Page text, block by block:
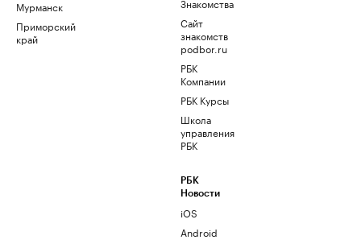
Мурманск
Приморский
край
Сайт
знакомств
podbor.ru
РБК
Компании
РБК Курсы
Школа
управления
РБК
РБК
Новости
iOS
Android